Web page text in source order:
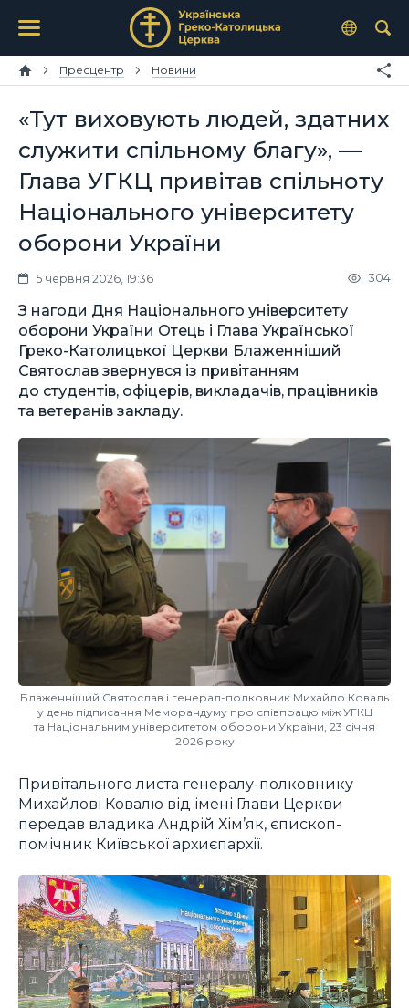
Пресцентр Новини
«Тут виховують людей, здатних
служити спільному благу», —
Глава УГКЦ привітав спільноту
Національного університету
оборони України
5 червня 2026, 19:36 304
З нагоди Дня Національного університету
оборони України Отець і Глава Української
Греко-Католицької Церкви Блаженніший
Святослав звернувся із привітанням
до студентів, офіцерів, викладачів, працівників
та ветеранів закладу.
Блаженніший Святослав і генерал-полковник Михайло Коваль
у день підписання Меморандуму про співпрацю між УГКЦ
та Національним університетом оборони України, 23 січня
2026 року
Привітального листа генералу-полковнику
Михайлові Ковалю від імені Глави Церкви
передав владика Андрій Хім’як, єпископ-
помічник Київської архиєпархії.